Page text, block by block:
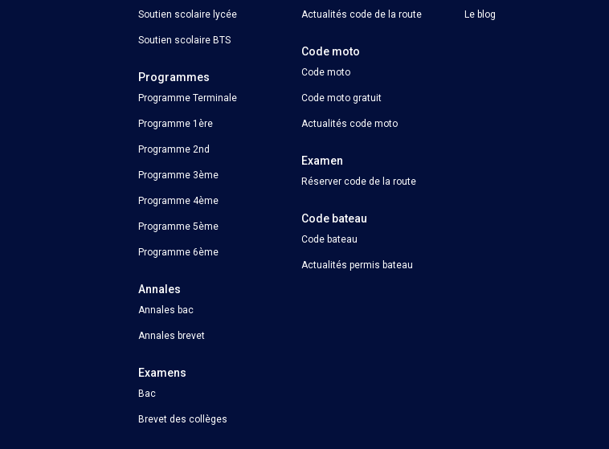
Soutien scolaire lycée
Soutien scolaire BTS
Programmes
Programme Terminale
Programme 1ère
Programme 2nd
Programme 3ème
Programme 4ème
Programme 5ème
Programme 6ème
Annales
Annales bac
Annales brevet
Examens
Bac
Brevet des collèges
Actualités code de la route
Code moto
Code moto
Code moto gratuit
Actualités code moto
Examen
Réserver code de la route
Code bateau
Code bateau
Actualités permis bateau
Le blog